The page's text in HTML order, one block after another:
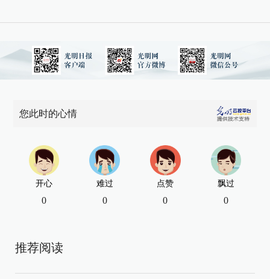
您此时的心情
开心
0
难过
0
点赞
0
飘过
0
推荐阅读